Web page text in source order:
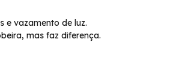
e vazamento de luz.
mas faz diferença.